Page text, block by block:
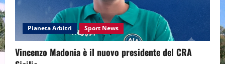
Pianeta Arbitri Sport News
Vincenzo Madonia è il nuovo presidente del CRA